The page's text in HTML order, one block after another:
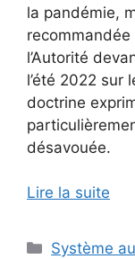
la pandémie,
recommandée
l’Autorité
l’été 2022 sur
doctrine
désavouée.
Lire la suite
Catégories
Système